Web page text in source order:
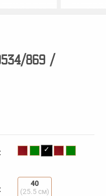
869 /
40
(25.5 см)